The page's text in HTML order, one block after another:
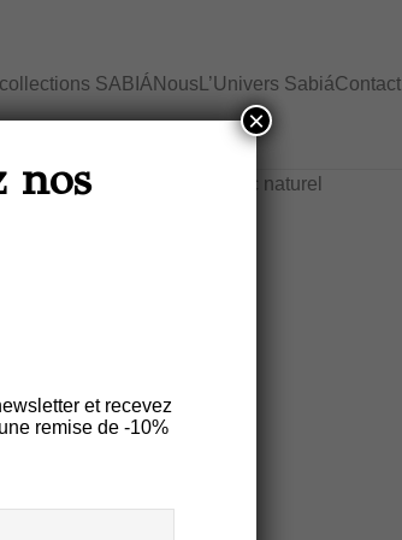
collections SABIÁ Nous L’Univers SabiáContact
VERT-JAUNE – caoutchouc naturel
– Caoutchouc
nos
et recevez
remise de -10%
×